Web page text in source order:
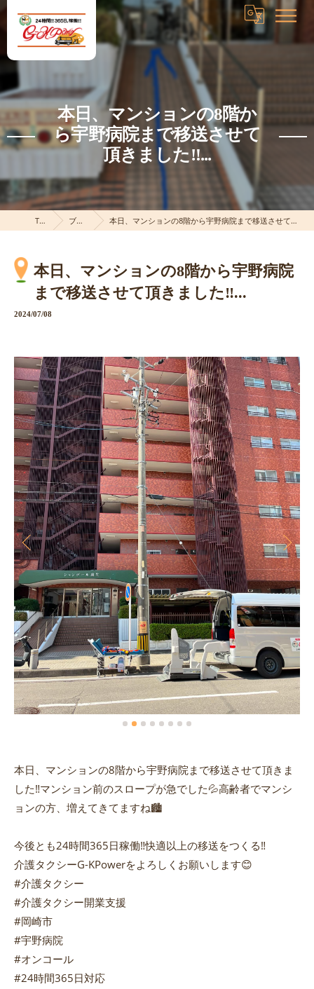
本日、マンションの8階か
ら宇野病院まで移送させて
頂きました‼...
TOP ブログ 本日、マンションの8階から宇野病院まで移送させて頂きました‼...
本日、マンションの8階から宇野病院
まで移送させて頂きました‼...
2024/07/08
本日、マンションの8階から宇野病院まで移送させて頂きま
した‼️マンション前のスロープが急でした💦高齢者でマンシ
ョンの方、増えてきてますね🏙️
今後とも24時間365日稼働‼️快適以上の移送をつくる‼️
介護タクシーG-KPowerをよろしくお願いします😊
#介護タクシー
#介護タクシー開業支援
#岡崎市
#宇野病院
#オンコール
#24時間365日対応